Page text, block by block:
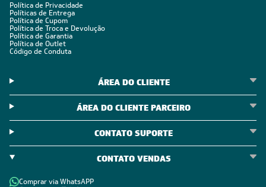
Política de Privacidade
Políticas de Entrega
Política de Cupom
Política de Troca e Devolução
Política de Garantia
Política de Outlet
Código de Conduta
ÁREA DO CLIENTE
ÁREA DO CLIENTE PARCEIRO
CONTATO SUPORTE
CONTATO VENDAS
Comprar via WhatsAPP